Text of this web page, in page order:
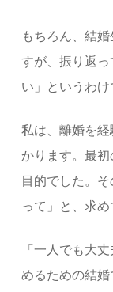
もちろん、結
すが、振り返
い」というわけ
私は、離婚を
かります。最
目的でした。
って」と、求め
「一人でも大
めるための結